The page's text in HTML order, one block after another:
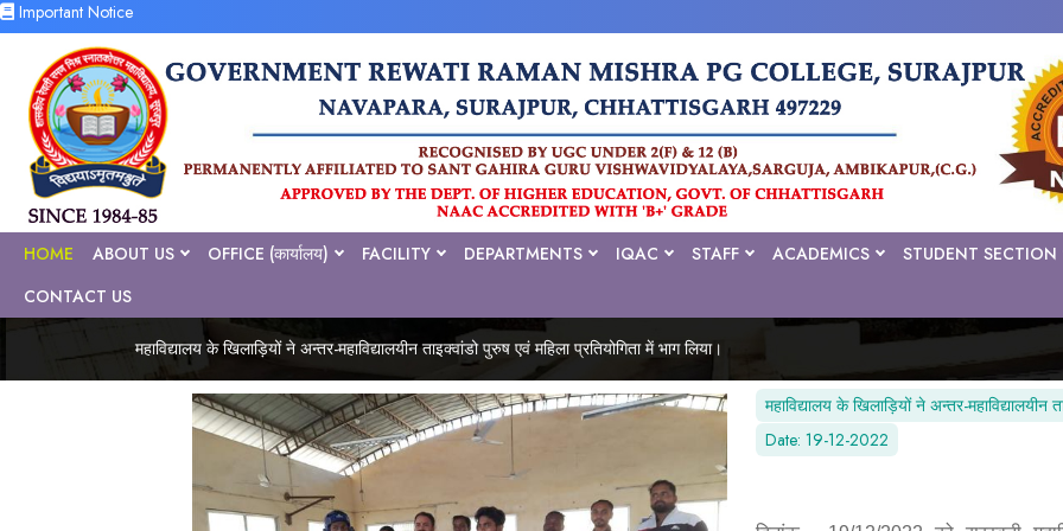
Important Notice
HOME ABOUT US OFFICE (कार्यालय) FACILITY DEPARTMENTS IQAC STAFF ACADEMICS STUDENT SECTION
CONTACT US
महाविद्यालय के खिलाड़ियों ने अन्तर-महाविद्यालयीन ताइक्वांडो पुरुष एवं महिला प्रतियोगिता में भाग लिया।
महाविद्यालय के खिलाड़ियों ने अन्तर-महाविद्यालयीन
Date: 19-12-2022